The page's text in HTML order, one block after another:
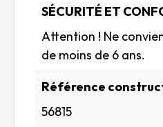
SÉCURITÉ ET
Attention ! Ne
de moins de 6 ans.
Référence
56815